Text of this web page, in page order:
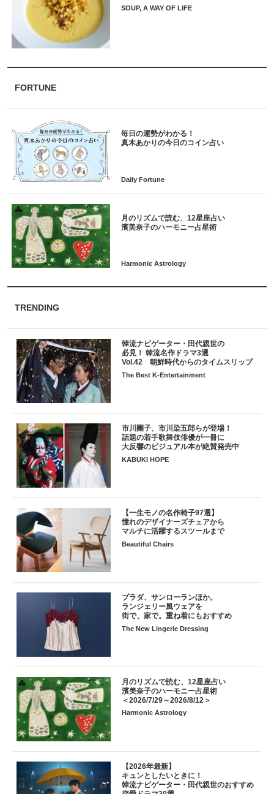
SOUP, A WAY OF LIFE
FORTUNE
毎日の運勢がわかる！
月のリズムで読む、12星座占い
TRENDING
韓流ナビゲーター・田代親世の
必見！ 韓流名作ドラマ3選
Vol.42 朝鮮時代からのタイムスリップ
The Best K-Entertainment
市川團子、市川染五郎らが登場！
話題の若手歌舞伎俳優が一冊に
大反響のビジュアル本が絶賛発売中
KABUKI HOPE
【一生モノの名作椅子97選】
憧れのデザイナーズチェアから
マルチに活躍するスツールまで
Beautiful Chairs
プラダ、サンローランほか。
ランジェリー風ウェアを
街で、家で。重ね着にもおすすめ
The New Lingerie Dressing
月のリズムで読む、12星座占い
濱美奈子のハーモニー占星術
＜2026/7/29～2026/8/12＞
Harmonic Astrology
【2026年最新】
キュンとしたいときに！
韓流ナビゲーター・田代親世のおすすめ